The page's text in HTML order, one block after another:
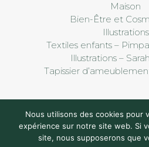
Maison
Bien-Être et
Illustrations
Textiles enfants –
Illustrations –
Tapissier
Nous utilisons des cookies pour
expérience sur notre site web. Si
site, nous supposerons que